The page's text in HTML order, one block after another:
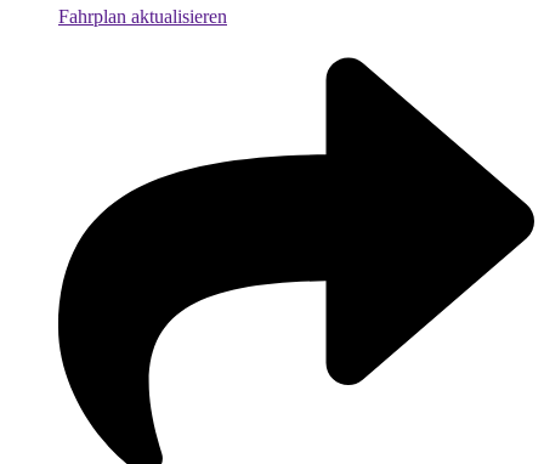
Fahrplan aktualisieren